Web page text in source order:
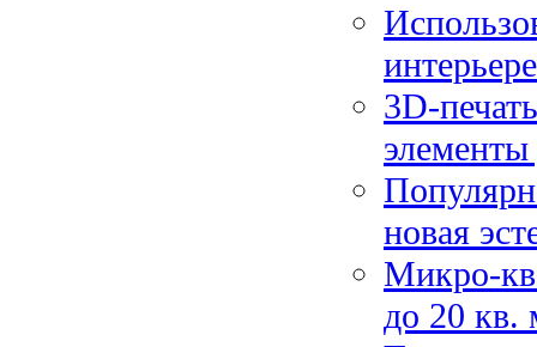
3D-
элементы
новая
Микро-
до 20 кв.